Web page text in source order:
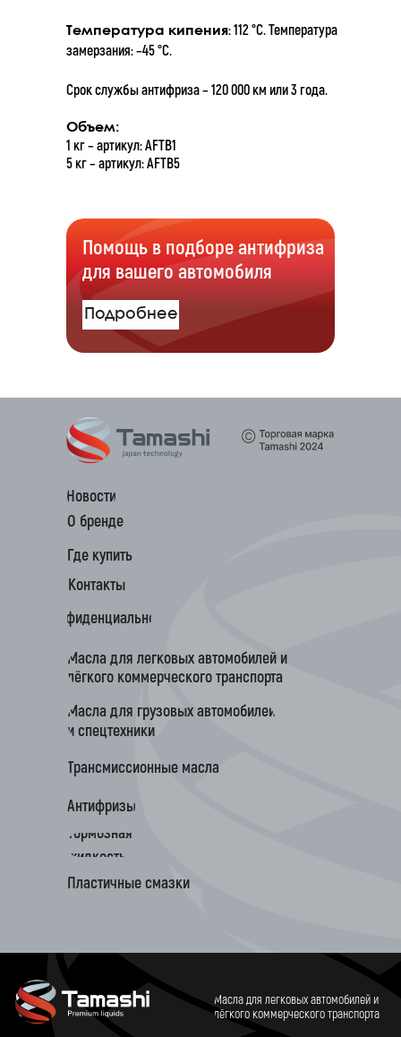
Температура кипения: 112 °С. Температура
замерзания: –45 °С.
Срок службы антифриза – 120 000 км или 3 года.
Объем:
1 кг – артикул: AFTB1
5 кг – артикул: AFTB5
Помощь в подборе антифриза
для вашего автомобиля
Подробнее
Новости
Масла для легковых автомобилей и
лёгкого коммерческого транспорта
Антифризы
О бренде
Трансмиссионные масла
Тормозная
жидкость
Где купить
Контакты
Конфиденциальность
Масла для грузовых автомобилей
и спецтехники
Пластичные смазки
лёгкого коммерческого транспорта
Антифризы
Тормозная жидкость
Конфиденциальность
Масла для грузовых автомобилей